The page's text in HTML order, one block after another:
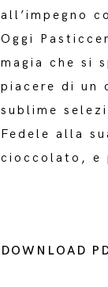
all’impegno
Oggi
magia che si
piacere di un
sublime
Fedele alla
cioccolato, e
DOWNLOAD